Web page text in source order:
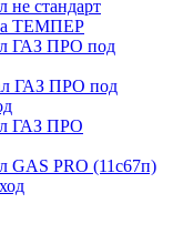
стандарт
ТЕМПЕР
ГАЗ ПРО под
ГАЗ ПРО под
ГАЗ ПРО
PRO (11с67п)